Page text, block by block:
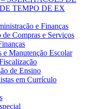
TEMPO DE EX
e Finanças
Compras e Serviços
Manutenção Escolar
de Ensino
em Currículo